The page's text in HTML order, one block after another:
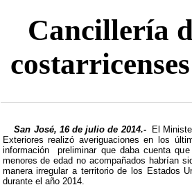
Cancillería
San José, 16 de julio de 2014.-
El
Exteriores realizó averiguaciones en los
información preliminar que daba cuenta
menores de edad no acompañados habrían
manera irregular a territorio de los Estados
durante el año 2014.